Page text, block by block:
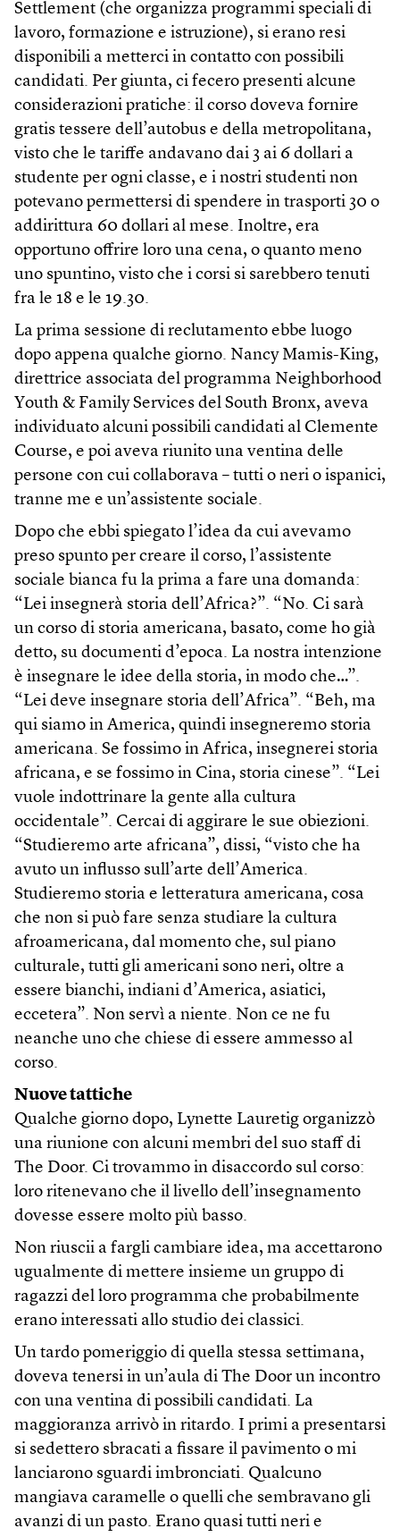
Settlement (che organizza programmi speciali di
lavoro, formazione e istruzione), si erano resi
disponibili a metterci in contatto con possibili
candidati. Per giunta, ci fecero presenti alcune
considerazioni pratiche: il corso doveva fornire
gratis tessere dell’autobus e della metropolitana,
visto che le tariffe andavano dai 3 ai 6 dollari a
studente per ogni classe, e i nostri studenti non
potevano permettersi di spendere in trasporti 30 o
addirittura 60 dollari al mese. Inoltre, era
opportuno offrire loro una cena, o quanto meno
uno spuntino, visto che i corsi si sarebbero tenuti
fra le 18 e le 19.30.
La prima sessione di reclutamento ebbe luogo
dopo appena qualche giorno. Nancy Mamis-King,
direttrice associata del programma Neighborhood
Youth & Family Services del South Bronx, aveva
individuato alcuni possibili candidati al Clemente
Course, e poi aveva riunito una ventina delle
persone con cui collaborava – tutti o neri o ispanici,
tranne me e un’assistente sociale.
Dopo che ebbi spiegato l’idea da cui avevamo
preso spunto per creare il corso, l’assistente
sociale bianca fu la prima a fare una domanda:
“Lei insegnerà storia dell’Africa?”. “No. Ci sarà
un corso di storia americana, basato, come ho già
detto, su documenti d’epoca. La nostra intenzione
è insegnare le idee della storia, in modo che…”.
“Lei deve insegnare storia dell’Africa”. “Beh, ma
qui siamo in America, quindi insegneremo storia
americana. Se fossimo in Africa, insegnerei storia
africana, e se fossimo in Cina, storia cinese”. “Lei
vuole indottrinare la gente alla cultura
occidentale”. Cercai di aggirare le sue obiezioni.
“Studieremo arte africana”, dissi, “visto che ha
avuto un influsso sull’arte dell’America.
Studieremo storia e letteratura americana, cosa
che non si può fare senza studiare la cultura
afroamericana, dal momento che, sul piano
culturale, tutti gli americani sono neri, oltre a
essere bianchi, indiani d’America, asiatici,
eccetera”. Non servì a niente. Non ce ne fu
neanche uno che chiese di essere ammesso al
corso.
Nuove tattiche
Qualche giorno dopo, Lynette Lauretig organizzò
una riunione con alcuni membri del suo staff di
The Door. Ci trovammo in disaccordo sul corso:
loro ritenevano che il livello dell’insegnamento
dovesse essere molto più basso.
Non riuscii a fargli cambiare idea, ma accettarono
ugualmente di mettere insieme un gruppo di
ragazzi del loro programma che probabilmente
erano interessati allo studio dei classici.
Un tardo pomeriggio di quella stessa settimana,
doveva tenersi in un’aula di The Door un incontro
con una ventina di possibili candidati. La
maggioranza arrivò in ritardo. I primi a presentarsi
si sedettero sbracati a fissare il pavimento o mi
lanciarono sguardi imbronciati. Qualcuno
mangiava caramelle o quelli che sembravano gli
avanzi di un pasto. Erano quasi tutti neri e